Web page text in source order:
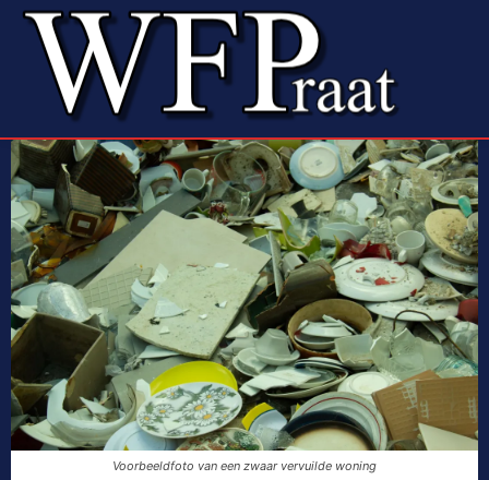
Voorbeeldfoto van een zwaar vervuilde woning